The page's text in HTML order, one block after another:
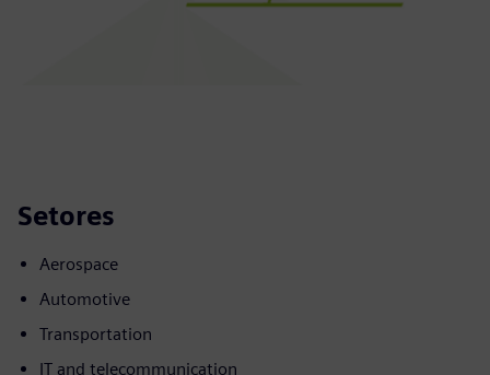
Setores
Aerospace
Automotive
Transportation
IT and telecommunication